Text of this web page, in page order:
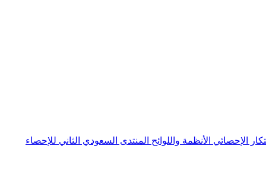
الإحصائي الأنظمة واللوائح المنتدى السعودي الثاني للإحصاء